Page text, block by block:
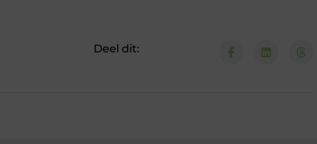
Deel dit: